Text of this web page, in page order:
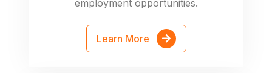
employment opportunities.
Learn More